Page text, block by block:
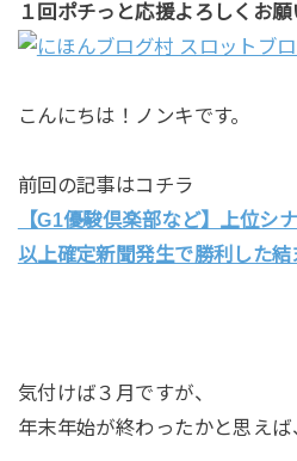
１回ポチっと応援よろしくお
こんにちは！ノンキです。
前回の記事はコチラ
【G1優駿倶楽部など】上位シ
以上確定新聞発生で勝利した結
気付けば３月ですが、
年末年始が終わったかと思えば